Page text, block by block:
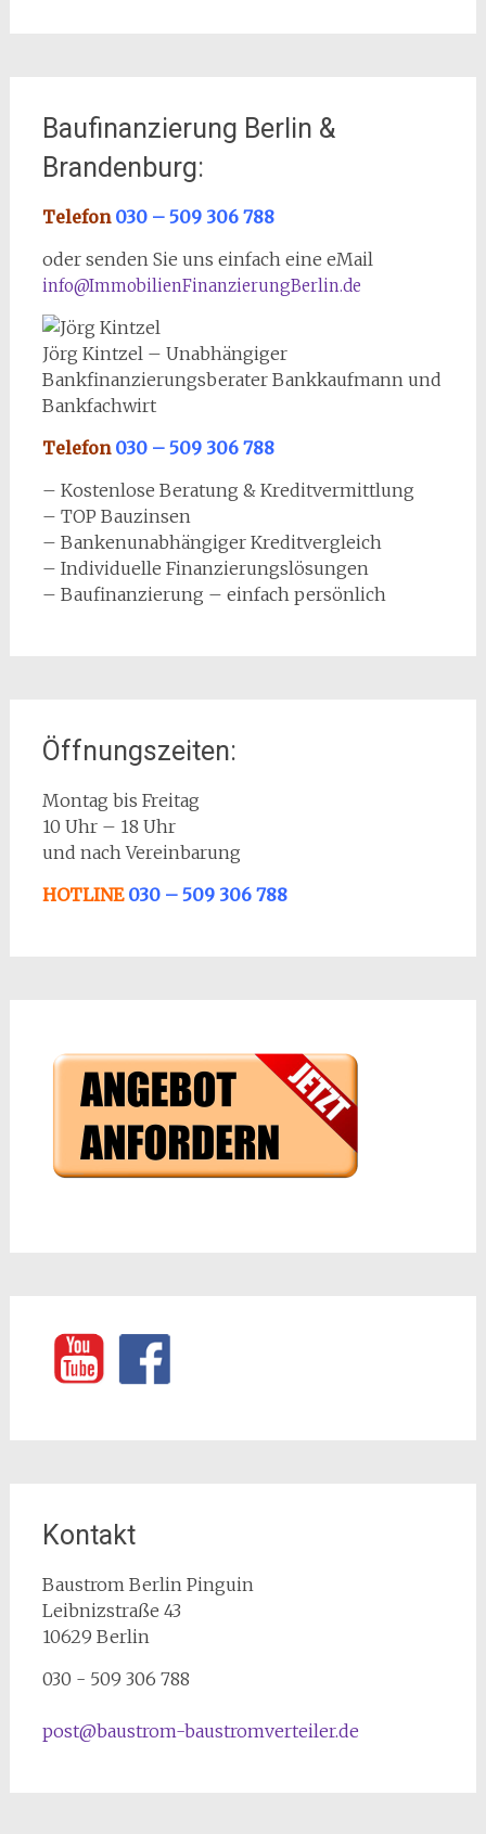
Baufinanzierung Berlin &
Brandenburg:
Telefon 030 – 509 306 788
oder senden Sie uns einfach eine eMail
info@ImmobilienFinanzierungBerlin.de
Jörg Kintzel – Unabhängiger
Bankfinanzierungsberater Bankkaufmann und
Bankfachwirt
Telefon 030 – 509 306 788
– Kostenlose Beratung & Kreditvermittlung
– TOP Bauzinsen
– Bankenunabhängiger Kreditvergleich
– Individuelle Finanzierungslösungen
– Baufinanzierung – einfach persönlich
Öffnungszeiten:
Montag bis Freitag
10 Uhr – 18 Uhr
und nach Vereinbarung
HOTLINE 030 – 509 306 788
Kontakt
Baustrom Berlin Pinguin
Leibnizstraße 43
10629 Berlin
030 - 509 306 788
post@baustrom-baustromverteiler.de